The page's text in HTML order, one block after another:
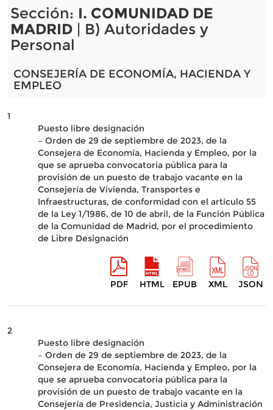
Sección: I. COMUNIDAD DE
MADRID| B) Autoridades y
Personal
CONSEJERÍA DE ECONOMÍA, HACIENDA Y
EMPLEO
1
Puesto libre designación
– Orden de 29 de septiembre de 2023, de la
Consejera de Economía, Hacienda y Empleo, por la
que se aprueba convocatoria pública para la
provisión de un puesto de trabajo vacante en la
Consejería de Vivienda, Transportes e
Infraestructuras, de conformidad con el artículo 55
de la Ley 1/1986, de 10 de abril, de la Función Pública
de la Comunidad de Madrid, por el procedimiento
de Libre Designación
PDF HTML EPUB XML JSON
2
Puesto libre designación
– Orden de 29 de septiembre de 2023, de la
Consejera de Economía, Hacienda y Empleo, por la
que se aprueba convocatoria pública para la
provisión de un puesto de trabajo vacante en la
Consejería de Presidencia, Justicia y Administración